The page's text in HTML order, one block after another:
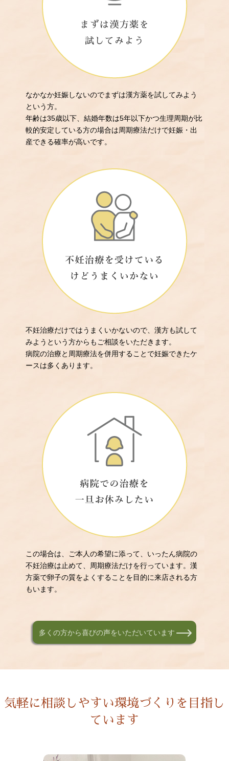
なかなか妊娠しないのでまずは漢方薬を試してみよう
という方。
年齢は35歳以下、結婚年数は5年以下かつ生理周期が比
較的安定している方の場合は周期療法だけで妊娠・出
産できる確率が高いです。
不妊治療だけではうまくいかないので、漢方も試して
みようという方からもご相談をいただきます。
病院の治療と周期療法を併用することで妊娠できたケ
ースは多くあります。
この場合は、ご本人の希望に添って、いったん病院の
不妊治療は止めて、周期療法だけを行っています。漢
方薬で卵子の質をよくすることを目的に来店される方
もいます。
多くの方から喜びの声をいただいています
気軽に相談しやすい環境づくりを目指し
ています